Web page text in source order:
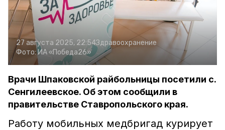
27 августа 2025, 22:54Здравоохранение
Фото:ИА «Победа26»
Врачи Шпаковской райбольницы посетили с.
Сенгилеевское. Об этом сообщили в
правительстве Ставропольского края.
Работу мобильных медбригад курирует